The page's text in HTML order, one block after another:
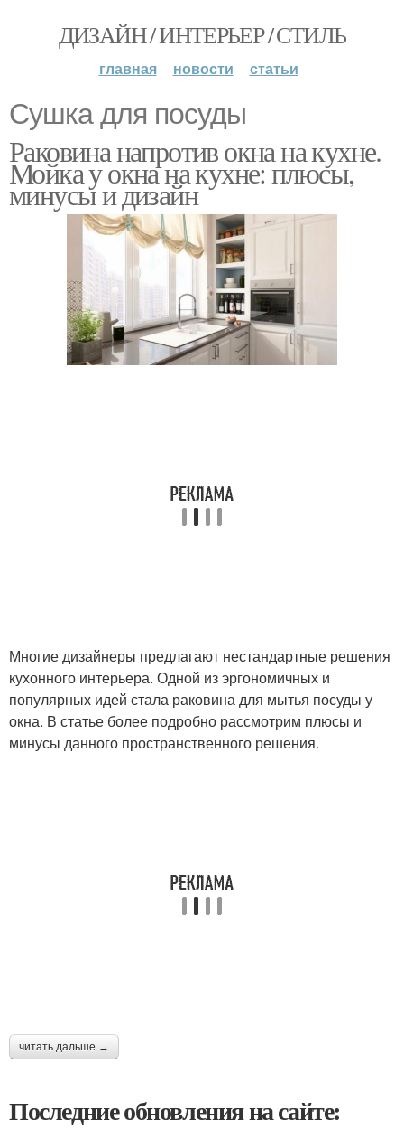
ДИЗАЙН / ИНТЕРЬЕР / СТИЛЬ
главная новости статьи
Сушка для посуды
Раковина напротив окна на кухне.
Мойка у окна на кухне: плюсы,
минусы и дизайн
Многие дизайнеры предлагают нестандартные решения
кухонного интерьера. Одной из эргономичных и
популярных идей стала раковина для мытья посуды у
окна. В статье более подробно рассмотрим плюсы и
минусы данного пространственного решения.
читать дальше →
Последние обновления на сайте: